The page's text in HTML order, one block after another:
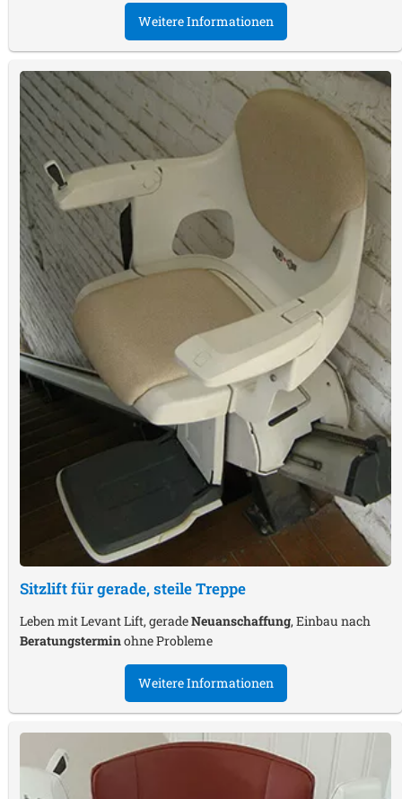
Weitere Informationen
Sitzlift für gerade, steile Treppe
Leben mit Levant Lift, geradeNeuanschaffung, Einbau nach
Beratungsterminohne Probleme
Weitere Informationen